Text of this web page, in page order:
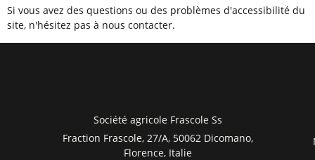
Si vous avez des questions ou des problèmes d'accessibilité du
site, n'hésitez pas à nous contacter.
Société agricole Frascole Ss
Fraction Frascole, 27/A, 50062 Dicomano,
Florence, Italie